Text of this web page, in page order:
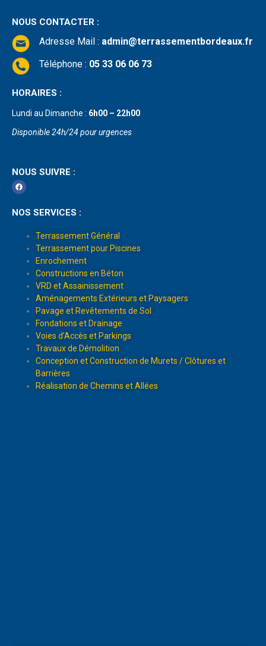
NOUS CONTACTER :
Adresse Mail : admin@terrassementbordeaux.fr
Téléphone : 05 33 06 06 73
HORAIRES :
Lundi au Dimanche : 6h00 – 22h00
Disponible 24h/24 pour urgences
NOUS SUIVRE :
NOS SERVICES :
Terrassement Général
Terrassement pour Piscines
Enrochement
Constructions en Béton
VRD et Assainissement
Aménagements Extérieurs et Paysagers
Pavage et Revêtements de Sol
Fondations et Drainage
Voies d’Accès et Parkings
Travaux de Démolition
Conception et Construction de Murets / Clôtures et
Barrières
Réalisation de Chemins et Allées